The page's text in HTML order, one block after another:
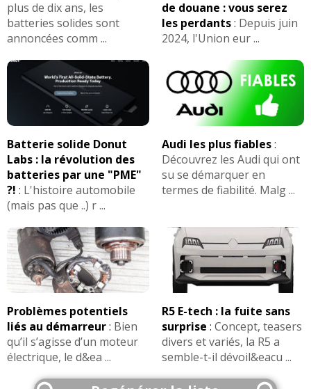
plus de dix ans, les
batteries solides sont
annoncées comm ...
de douane : vous serez
les perdants: Depuis juin
2024, l'Union eur ...
Batterie solide Donut
Labs : la révolution des
batteries par une "PME"
?! : L'histoire automobile
(mais pas que ..) r ...
Audi les plus fiables:
Découvrez les Audi qui ont
su se démarquer en
termes de fiabilité. Malg ...
Problèmes potentiels
liés au démarreur: Bien
qu’il s’agisse d’un moteur
électrique, le d&ea ...
R5 E-tech : la fuite sans
surprise : Concept, teasers
divers et variés, la R5 a
semble-t-il dévoil&eacu ...